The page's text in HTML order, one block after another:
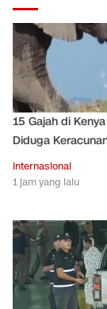
15 Gajah di
Diduga
Internasional
1 jam yang lalu